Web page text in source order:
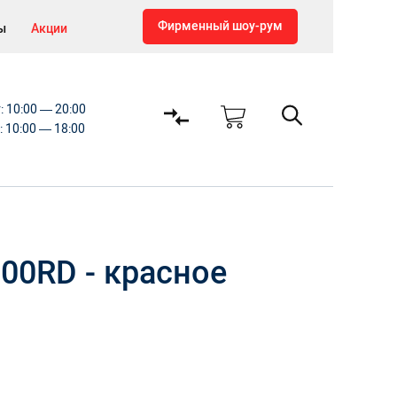
Акции Фирменный шоу-рум
10:00 — 20:00
10:00 — 18:00
- красное